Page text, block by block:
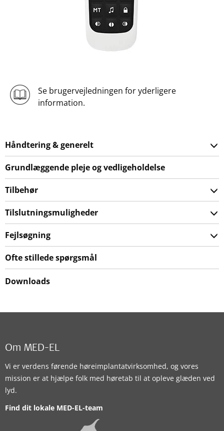
Se brugervejledningen for yderligere
information.
Håndtering & generelt
Grundlæggende pleje og vedligeholdelse
Tilbehør
Tilslutningsmuligheder
Fejlsøgning
Ofte stillede spørgsmål
Downloads
Om MED-EL
Vi er verdens førende høreimplantatvirksomhed, og vores
mission er at hjælpe folk med høretab til at opleve glæden ved
lyd.
Find dit lokale MED-EL-team